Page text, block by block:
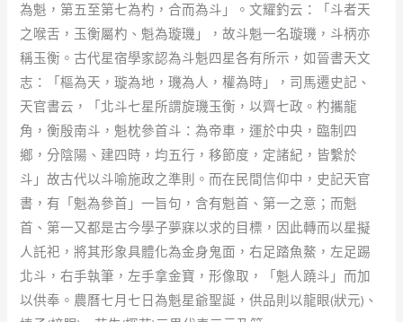
為魁，第五至第七為杓，合而為斗」。文耀釣云：「斗者天
之喉舌，玉衡屬杓、魁為璇璣」，故斗魁一名璇璣，斗柄亦
稱玉衡。古代星宿學家認為斗魁四星各有所示，如晉書天文
志：「樞為天，璇為地，璣為人，權為時」，司馬遷史記、
天官書云，「北斗七星所謂旋璣玉衡，以齊七政。杓攜龍
角，衡殷南斗，魁枕參首斗：為帝車，運於中央，臨制四
鄉，分陰陽、建四時，均五行，移節度，定諸紀，皆繫於
斗」故古代以斗喻施政之準則。而在民間信仰中，史記天官
書，有「魁為參首」一旨句，含有魁首、第一之意；而魁
首、第一又都是古今學子夢寐以求的目標，因此轉而以星擬
人託祀，將其形象具體化為金身鬼面，右足踏魚鰲，左足踢
北斗，右手執筆，左手拿金寶，形像取，「魁人蹺斗」而加
以供奉。農曆七月七日為魁星爺聖誕，供品則以龍眼(狀元)、